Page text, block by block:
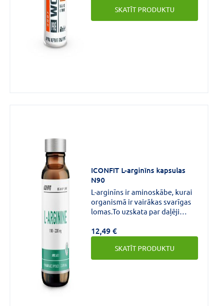
SKATĪT PRODUKTU
ICONFIT L-arginīns kapsulas
N90
L-arginīns ir aminoskābe, kurai
organismā ir vairākas svarīgas
lomas.To uzskata par daļēji
neaizvietojamu aminoskābi, kas
nozīmē, ka, lai gan organisms to
var saražot, dažkārt ir
nepieciešama papildu
12,49 €
SKATĪT PRODUKTU